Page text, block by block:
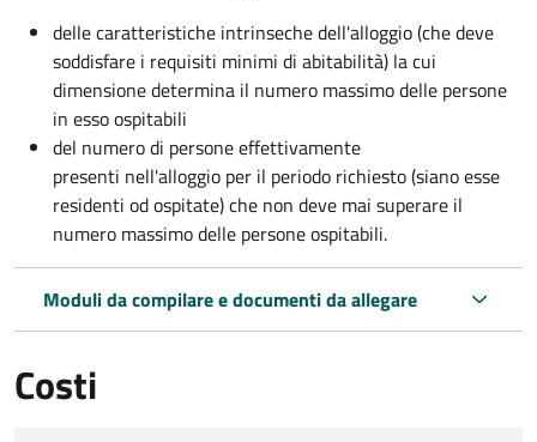
delle caratteristiche intrinseche dell'alloggio (che deve
soddisfare i requisiti minimi di abitabilità) la cui
dimensione determina il numero massimo delle persone
in esso ospitabili
del numero di persone effettivamente
presenti nell'alloggio per il periodo richiesto (siano esse
residenti od ospitate) che non deve mai superare il
numero massimo delle persone ospitabili.
Moduli da compilare e documenti da allegare
Costi